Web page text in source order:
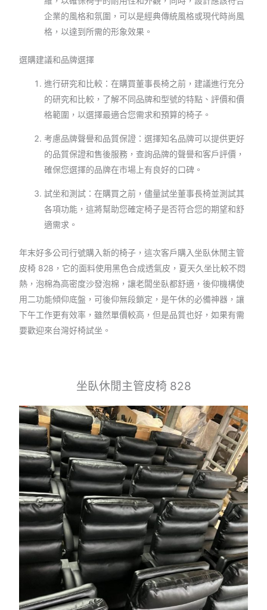
企業的風格和氛圍，可以是經典傳統風格或現代時尚風
格，以達到所需的形象效果。
選購建議和品牌選擇
進行研究和比較：在購買董事長椅之前，建議進行充分
的研究和比較，了解不同品牌和型號的特點、評價和價
格範圍，以選擇最適合您需求和預算的椅子。
考慮品牌聲譽和品質保證：選擇知名品牌可以提供更好
的品質保證和售後服務，查詢品牌的聲譽和客戶評價，
確保您選擇的品牌在市場上有良好的口碑。
試坐和測試：在購買之前，儘量試坐董事長椅並測試其
各項功能，這將幫助您確定椅子是否符合您的期望和舒
適需求。
年末好多公司行號購入新的椅子，這次客戶購入坐臥休閒主管
皮椅 828，它的面料使用黑色合成透氣皮，夏天久坐比較不悶
熱，泡棉為高密度沙發泡棉，讓老闆坐臥都舒適，後仰機構使
用二功能傾仰底盤，可後仰無段鎖定，是午休的必備神器，讓
下午工作更有效率，雖然單價較高，但是品質也好，如果有需
要歡迎來台灣好椅試坐。
坐臥休閒主管皮椅 828